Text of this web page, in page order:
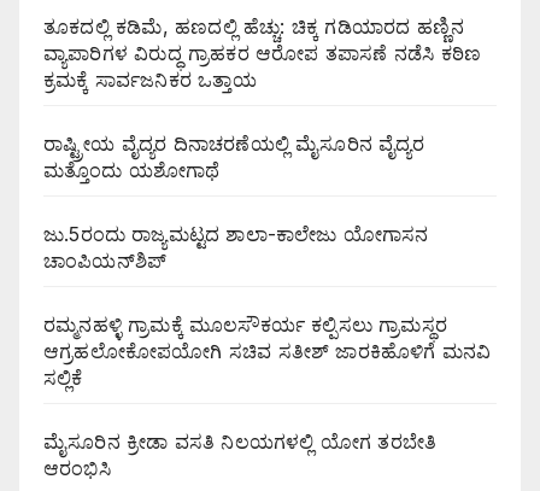
ತೂಕದಲ್ಲಿ ಕಡಿಮೆ, ಹಣದಲ್ಲಿ ಹೆಚ್ಚು: ಚಿಕ್ಕ ಗಡಿಯಾರದ ಹಣ್ಣಿನ
ವ್ಯಾಪಾರಿಗಳ ವಿರುದ್ಧ ಗ್ರಾಹಕರ ಆರೋಪ ತಪಾಸಣೆ ನಡೆಸಿ ಕಠಿಣ
ಕ್ರಮಕ್ಕೆ ಸಾರ್ವಜನಿಕರ ಒತ್ತಾಯ
ರಾಷ್ಟ್ರೀಯ ವೈದ್ಯರ ದಿನಾಚರಣೆಯಲ್ಲಿ ಮೈಸೂರಿನ ವೈದ್ಯರ
ಮತ್ತೊಂದು ಯಶೋಗಾಥೆ
ಜು.5ರಂದು ರಾಜ್ಯಮಟ್ಟದ ಶಾಲಾ-ಕಾಲೇಜು ಯೋಗಾಸನ
ಚಾಂಪಿಯನ್‌ಶಿಪ್
ರಮ್ಮನಹಳ್ಳಿ ಗ್ರಾಮಕ್ಕೆ ಮೂಲಸೌಕರ್ಯ ಕಲ್ಪಿಸಲು ಗ್ರಾಮಸ್ಥರ
ಆಗ್ರಹಲೋಕೋಪಯೋಗಿ ಸಚಿವ ಸತೀಶ್ ಜಾರಕಿಹೊಳಿಗೆ ಮನವಿ
ಸಲ್ಲಿಕೆ
ಮೈಸೂರಿನ ಕ್ರೀಡಾ ವಸತಿ ನಿಲಯಗಳಲ್ಲಿ ಯೋಗ ತರಬೇತಿ
ಆರಂಭಿಸಿ